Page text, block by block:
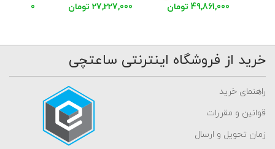
49,861,000 تومان 27,227,000 تومان 23,864,000
خرید از فروشگاه اینترنتی ساعتچی
راهنمای خرید
قوانین و مقررات
زمان تحویل و ارسال